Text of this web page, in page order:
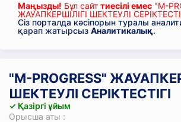
Маңызды! Бұл сайт тиесілі емес "M-
ЖАУАПКЕРШІЛІГІ ШЕКТЕУЛІ
Сіз порталда кәсіпорын туралы
қарап жатырсыз Аналитикалық.
"M-PROGRESS"
ШЕКТЕУЛІ СЕРІКТЕСТІГІ
✓ Қазіргі ұйым
Орысша аты :